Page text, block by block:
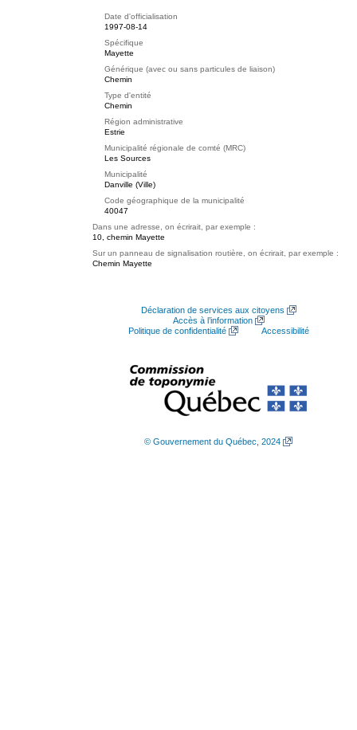
Date d'officialisation
1997-08-14
Spécifique
Mayette
Générique (avec ou sans particules de liaison)
Chemin
Type d'entité
Chemin
Région administrative
Estrie
Municipalité régionale de comté (MRC)
Les Sources
Municipalité
Danville (Ville)
Code géographique de la municipalité
40047
Dans une adresse, on écrirait, par exemple :
10, chemin Mayette
Sur un panneau de signalisation routière, on écrirait, par exemple :
Chemin Mayette
Déclaration de services aux citoyens
Accès à l’information
Politique de confidentialité
Accessibilité
© Gouvernement du Québec, 2024